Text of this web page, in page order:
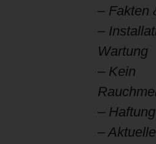
– Fakten
–
Wartung
– Kein
– Haftung
–